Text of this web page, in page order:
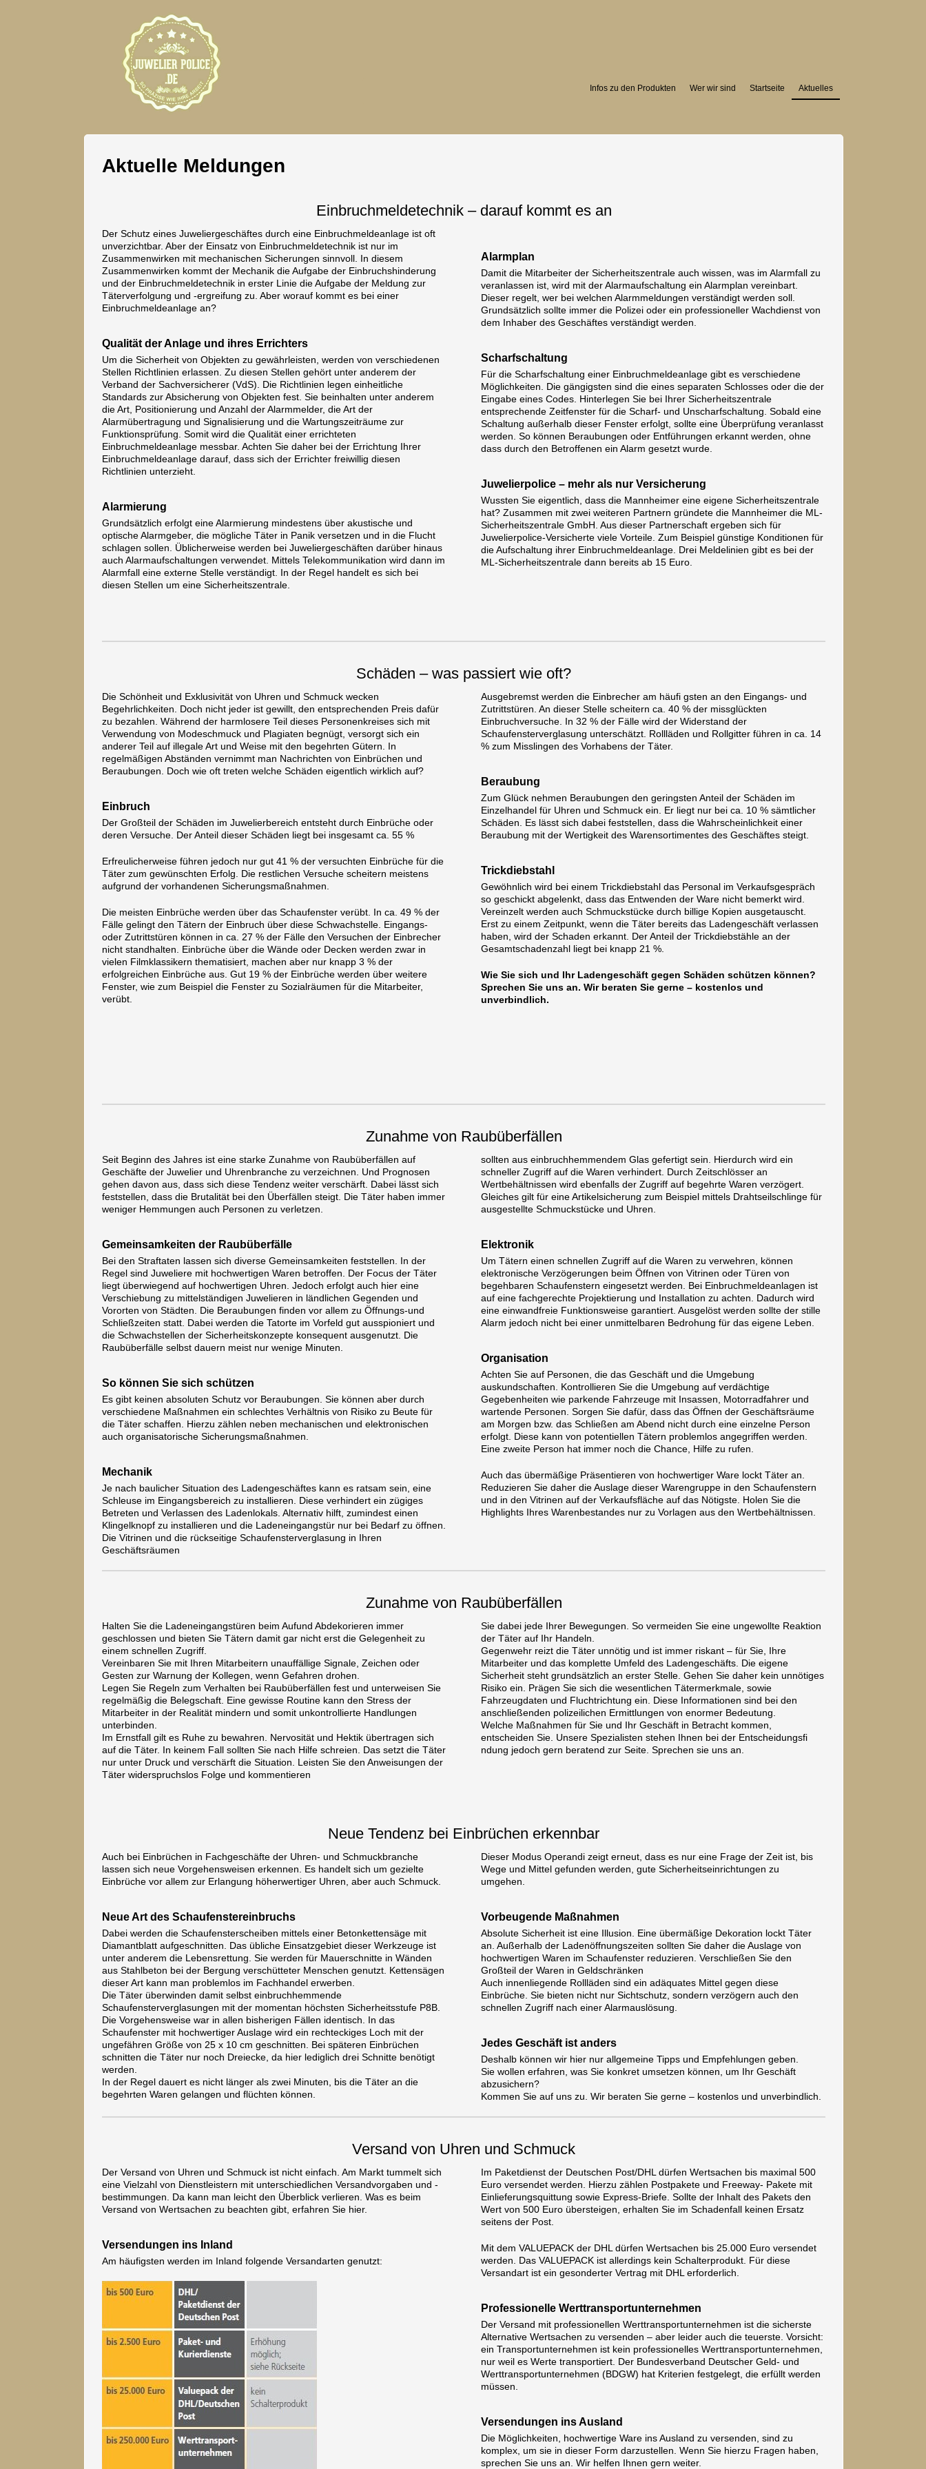
Aktuelles
Startseite
Wer wir sind
Infos zu den Produkten
Aktuelle Meldungen
Einbruchmeldetechnik – darauf kommt es an
Der Schutz eines Juweliergeschäftes durch eine Einbruchmeldeanlage ist oft
unverzichtbar. Aber der Einsatz von Einbruchmeldetechnik ist nur im
Zusammenwirken mit mechanischen Sicherungen sinnvoll. In diesem
Zusammenwirken kommt der Mechanik die Aufgabe der Einbruchshinderung
und der Einbruchmeldetechnik in erster Linie die Aufgabe der Meldung zur
Täterverfolgung und -ergreifung zu. Aber worauf kommt es bei einer
Einbruchmeldeanlage an?
Qualität der Anlage und ihres Errichters
Um die Sicherheit von Objekten zu gewährleisten, werden von verschiedenen
Stellen Richtlinien erlassen. Zu diesen Stellen gehört unter anderem der
Verband der Sachversicherer (VdS). Die Richtlinien legen einheitliche
Standards zur Absicherung von Objekten fest. Sie beinhalten unter anderem
die Art, Positionierung und Anzahl der Alarmmelder, die Art der
Alarmübertragung und Signalisierung und die Wartungszeiträume zur
Funktionsprüfung. Somit wird die Qualität einer errichteten
Einbruchmeldeanlage messbar. Achten Sie daher bei der Errichtung Ihrer
Einbruchmeldeanlage darauf, dass sich der Errichter freiwillig diesen
Richtlinien unterzieht.
Alarmierung
Grundsätzlich erfolgt eine Alarmierung mindestens über akustische und
optische Alarmgeber, die mögliche Täter in Panik versetzen und in die Flucht
schlagen sollen. Üblicherweise werden bei Juweliergeschäften darüber hinaus
auch Alarmaufschaltungen verwendet. Mittels Telekommunikation wird dann im
Alarmfall eine externe Stelle verständigt. In der Regel handelt es sich bei
diesen Stellen um eine Sicherheitszentrale.
Alarmplan
Damit die Mitarbeiter der Sicherheitszentrale auch wissen, was im Alarmfall zu
veranlassen ist, wird mit der Alarmaufschaltung ein Alarmplan vereinbart.
Dieser regelt, wer bei welchen Alarmmeldungen verständigt werden soll.
Grundsätzlich sollte immer die Polizei oder ein professioneller Wachdienst von
dem Inhaber des Geschäftes verständigt werden.
Scharfschaltung
Für die Scharfschaltung einer Einbruchmeldeanlage gibt es verschiedene
Möglichkeiten. Die gängigsten sind die eines separaten Schlosses oder die der
Eingabe eines Codes. Hinterlegen Sie bei Ihrer Sicherheitszentrale
entsprechende Zeitfenster für die Scharf- und Unscharfschaltung. Sobald eine
Schaltung außerhalb dieser Fenster erfolgt, sollte eine Überprüfung veranlasst
werden. So können Beraubungen oder Entführungen erkannt werden, ohne
dass durch den Betroffenen ein Alarm gesetzt wurde.
Juwelierpolice – mehr als nur Versicherung
Wussten Sie eigentlich, dass die Mannheimer eine eigene Sicherheitszentrale
hat? Zusammen mit zwei weiteren Partnern gründete die Mannheimer die ML-
Sicherheitszentrale GmbH. Aus dieser Partnerschaft ergeben sich für
Juwelierpolice-Versicherte viele Vorteile. Zum Beispiel günstige Konditionen für
die Aufschaltung ihrer Einbruchmeldeanlage. Drei Meldelinien gibt es bei der
ML-Sicherheitszentrale dann bereits ab 15 Euro.
Schäden – was passiert wie oft?
Die Schönheit und Exklusivität von Uhren und Schmuck wecken
Begehrlichkeiten. Doch nicht jeder ist gewillt, den entsprechenden Preis dafür
zu bezahlen. Während der harmlosere Teil dieses Personenkreises sich mit
Verwendung von Modeschmuck und Plagiaten begnügt, versorgt sich ein
anderer Teil auf illegale Art und Weise mit den begehrten Gütern. In
regelmäßigen Abständen vernimmt man Nachrichten von Einbrüchen und
Beraubungen. Doch wie oft treten welche Schäden eigentlich wirklich auf?
Einbruch
Der Großteil der Schäden im Juwelierbereich entsteht durch Einbrüche oder
deren Versuche. Der Anteil dieser Schäden liegt bei insgesamt ca. 55 %
Erfreulicherweise führen jedoch nur gut 41 % der versuchten Einbrüche für die
Täter zum gewünschten Erfolg. Die restlichen Versuche scheitern meistens
aufgrund der vorhandenen Sicherungsmaßnahmen.
Die meisten Einbrüche werden über das Schaufenster verübt. In ca. 49 % der
Fälle gelingt den Tätern der Einbruch über diese Schwachstelle. Eingangs-
oder Zutrittstüren können in ca. 27 % der Fälle den Versuchen der Einbrecher
nicht standhalten. Einbrüche über die Wände oder Decken werden zwar in
vielen Filmklassikern thematisiert, machen aber nur knapp 3 % der
erfolgreichen Einbrüche aus. Gut 19 % der Einbrüche werden über weitere
Fenster, wie zum Beispiel die Fenster zu Sozialräumen für die Mitarbeiter,
verübt.
Ausgebremst werden die Einbrecher am häufi gsten an den Eingangs- und
Zutrittstüren. An dieser Stelle scheitern ca. 40 % der missglückten
Einbruchversuche. In 32 % der Fälle wird der Widerstand der
Schaufensterverglasung unterschätzt. Rollläden und Rollgitter führen in ca. 14
% zum Misslingen des Vorhabens der Täter.
Beraubung
Zum Glück nehmen Beraubungen den geringsten Anteil der Schäden im
Einzelhandel für Uhren und Schmuck ein. Er liegt nur bei ca. 10 % sämtlicher
Schäden. Es lässt sich dabei feststellen, dass die Wahrscheinlichkeit einer
Beraubung mit der Wertigkeit des Warensortimentes des Geschäftes steigt.
Trickdiebstahl
Gewöhnlich wird bei einem Trickdiebstahl das Personal im Verkaufsgespräch
so geschickt abgelenkt, dass das Entwenden der Ware nicht bemerkt wird.
Vereinzelt werden auch Schmuckstücke durch billige Kopien ausgetauscht.
Erst zu einem Zeitpunkt, wenn die Täter bereits das Ladengeschäft verlassen
haben, wird der Schaden erkannt. Der Anteil der Trickdiebstähle an der
Gesamtschadenzahl liegt bei knapp 21 %.
Wie Sie sich und Ihr Ladengeschäft gegen Schäden schützen können?
Sprechen Sie uns an. Wir beraten Sie gerne – kostenlos und
unverbindlich.
Zunahme von Raubüberfällen
Seit Beginn des Jahres ist eine starke Zunahme von Raubüberfällen auf
Geschäfte der Juwelier und Uhrenbranche zu verzeichnen. Und Prognosen
gehen davon aus, dass sich diese Tendenz weiter verschärft. Dabei lässt sich
feststellen, dass die Brutalität bei den Überfällen steigt. Die Täter haben immer
weniger Hemmungen auch Personen zu verletzen.
Gemeinsamkeiten der Raubüberfälle
Bei den Straftaten lassen sich diverse Gemeinsamkeiten feststellen. In der
Regel sind Juweliere mit hochwertigen Waren betroffen. Der Focus der Täter
liegt überwiegend auf hochwertigen Uhren. Jedoch erfolgt auch hier eine
Verschiebung zu mittelständigen Juwelieren in ländlichen Gegenden und
Vororten von Städten. Die Beraubungen finden vor allem zu Öffnungs-und
Schließzeiten statt. Dabei werden die Tatorte im Vorfeld gut ausspioniert und
die Schwachstellen der Sicherheitskonzepte konsequent ausgenutzt. Die
Raubüberfälle selbst dauern meist nur wenige Minuten.
So können Sie sich schützen
Es gibt keinen absoluten Schutz vor Beraubungen. Sie können aber durch
verschiedene Maßnahmen ein schlechtes Verhältnis von Risiko zu Beute für
die Täter schaffen. Hierzu zählen neben mechanischen und elektronischen
auch organisatorische Sicherungsmaßnahmen.
Mechanik
Je nach baulicher Situation des Ladengeschäftes kann es ratsam sein, eine
Schleuse im Eingangsbereich zu installieren. Diese verhindert ein zügiges
Betreten und Verlassen des Ladenlokals. Alternativ hilft, zumindest einen
Klingelknopf zu installieren und die Ladeneingangstür nur bei Bedarf zu öffnen.
Die Vitrinen und die rückseitige Schaufensterverglasung in Ihren
Geschäftsräumen
sollten aus einbruchhemmendem Glas gefertigt sein. Hierdurch wird ein
schneller Zugriff auf die Waren verhindert. Durch Zeitschlösser an
Wertbehältnissen wird ebenfalls der Zugriff auf begehrte Waren verzögert.
Gleiches gilt für eine Artikelsicherung zum Beispiel mittels Drahtseilschlinge für
ausgestellte Schmuckstücke und Uhren.
Elektronik
Um Tätern einen schnellen Zugriff auf die Waren zu verwehren, können
elektronische Verzögerungen beim Öffnen von Vitrinen oder Türen von
begehbaren Schaufenstern eingesetzt werden. Bei Einbruchmeldeanlagen ist
auf eine fachgerechte Projektierung und Installation zu achten. Dadurch wird
eine einwandfreie Funktionsweise garantiert. Ausgelöst werden sollte der stille
Alarm jedoch nicht bei einer unmittelbaren Bedrohung für das eigene Leben.
Organisation
Achten Sie auf Personen, die das Geschäft und die Umgebung
auskundschaften. Kontrollieren Sie die Umgebung auf verdächtige
Gegebenheiten wie parkende Fahrzeuge mit Insassen, Motorradfahrer und
wartende Personen. Sorgen Sie dafür, dass das Öffnen der Geschäftsräume
am Morgen bzw. das Schließen am Abend nicht durch eine einzelne Person
erfolgt. Diese kann von potentiellen Tätern problemlos angegriffen werden.
Eine zweite Person hat immer noch die Chance, Hilfe zu rufen.
Auch das übermäßige Präsentieren von hochwertiger Ware lockt Täter an.
Reduzieren Sie daher die Auslage dieser Warengruppe in den Schaufenstern
und in den Vitrinen auf der Verkaufsfläche auf das Nötigste. Holen Sie die
Highlights Ihres Warenbestandes nur zu Vorlagen aus den Wertbehältnissen.
Zunahme von Raubüberfällen
Halten Sie die Ladeneingangstüren beim Aufund Abdekorieren immer
geschlossen und bieten Sie Tätern damit gar nicht erst die Gelegenheit zu
einem schnellen Zugriff.
Vereinbaren Sie mit Ihren Mitarbeitern unauffällige Signale, Zeichen oder
Gesten zur Warnung der Kollegen, wenn Gefahren drohen.
Legen Sie Regeln zum Verhalten bei Raubüberfällen fest und unterweisen Sie
regelmäßig die Belegschaft. Eine gewisse Routine kann den Stress der
Mitarbeiter in der Realität mindern und somit unkontrollierte Handlungen
unterbinden.
Im Ernstfall gilt es Ruhe zu bewahren. Nervosität und Hektik übertragen sich
auf die Täter. In keinem Fall sollten Sie nach Hilfe schreien. Das setzt die Täter
nur unter Druck und verschärft die Situation. Leisten Sie den Anweisungen der
Täter widerspruchslos Folge und kommentieren
Sie dabei jede Ihrer Bewegungen. So vermeiden Sie eine ungewollte Reaktion
der Täter auf Ihr Handeln.
Gegenwehr reizt die Täter unnötig und ist immer riskant – für Sie, Ihre
Mitarbeiter und das komplette Umfeld des Ladengeschäfts. Die eigene
Sicherheit steht grundsätzlich an erster Stelle. Gehen Sie daher kein unnötiges
Risiko ein. Prägen Sie sich die wesentlichen Tätermerkmale, sowie
Fahrzeugdaten und Fluchtrichtung ein. Diese Informationen sind bei den
anschließenden polizeilichen Ermittlungen von enormer Bedeutung.
Welche Maßnahmen für Sie und Ihr Geschäft in Betracht kommen,
entscheiden Sie. Unsere Spezialisten stehen Ihnen bei der Entscheidungsfi
ndung jedoch gern beratend zur Seite. Sprechen sie uns an.
Neue Tendenz bei Einbrüchen erkennbar
Auch bei Einbrüchen in Fachgeschäfte der Uhren- und Schmuckbranche
lassen sich neue Vorgehensweisen erkennen. Es handelt sich um gezielte
Einbrüche vor allem zur Erlangung höherwertiger Uhren, aber auch Schmuck.
Neue Art des Schaufenstereinbruchs
Dabei werden die Schaufensterscheiben mittels einer Betonkettensäge mit
Diamantblatt aufgeschnitten. Das übliche Einsatzgebiet dieser Werkzeuge ist
unter anderem die Lebensrettung. Sie werden für Mauerschnitte in Wänden
aus Stahlbeton bei der Bergung verschütteter Menschen genutzt. Kettensägen
dieser Art kann man problemlos im Fachhandel erwerben.
Die Täter überwinden damit selbst einbruchhemmende
Schaufensterverglasungen mit der momentan höchsten Sicherheitsstufe P8B.
Die Vorgehensweise war in allen bisherigen Fällen identisch. In das
Schaufenster mit hochwertiger Auslage wird ein rechteckiges Loch mit der
ungefähren Größe von 25 x 10 cm geschnitten. Bei späteren Einbrüchen
schnitten die Täter nur noch Dreiecke, da hier lediglich drei Schnitte benötigt
werden.
In der Regel dauert es nicht länger als zwei Minuten, bis die Täter an die
begehrten Waren gelangen und flüchten können.
Dieser Modus Operandi zeigt erneut, dass es nur eine Frage der Zeit ist, bis
Wege und Mittel gefunden werden, gute Sicherheitseinrichtungen zu
umgehen.
Vorbeugende Maßnahmen
Absolute Sicherheit ist eine Illusion. Eine übermäßige Dekoration lockt Täter
an. Außerhalb der Ladenöffnungszeiten sollten Sie daher die Auslage von
hochwertigen Waren im Schaufenster reduzieren. Verschließen Sie den
Großteil der Waren in Geldschränken
Auch innenliegende Rollläden sind ein adäquates Mittel gegen diese
Einbrüche. Sie bieten nicht nur Sichtschutz, sondern verzögern auch den
schnellen Zugriff nach einer Alarmauslösung.
Jedes Geschäft ist anders
Deshalb können wir hier nur allgemeine Tipps und Empfehlungen geben.
Sie wollen erfahren, was Sie konkret umsetzen können, um Ihr Geschäft
abzusichern?
Kommen Sie auf uns zu. Wir beraten Sie gerne – kostenlos und unverbindlich.
Versand von Uhren und Schmuck
Der Versand von Uhren und Schmuck ist nicht einfach. Am Markt tummelt sich
eine Vielzahl von Dienstleistern mit unterschiedlichen Versandvorgaben und -
bestimmungen. Da kann man leicht den Überblick verlieren. Was es beim
Versand von Wertsachen zu beachten gibt, erfahren Sie hier.
Versendungen ins Inland
Am häufigsten werden im Inland folgende Versandarten genutzt:
Im Paketdienst der Deutschen Post/DHL dürfen Wertsachen bis maximal 500
Euro versendet werden. Hierzu zählen Postpakete und Freeway- Pakete mit
Einlieferungsquittung sowie Express-Briefe. Sollte der Inhalt des Pakets den
Wert von 500 Euro übersteigen, erhalten Sie im Schadenfall keinen Ersatz
seitens der Post.
Mit dem VALUEPACK der DHL dürfen Wertsachen bis 25.000 Euro versendet
werden. Das VALUEPACK ist allerdings kein Schalterprodukt. Für diese
Versandart ist ein gesonderter Vertrag mit DHL erforderlich.
Professionelle Werttransportunternehmen
Der Versand mit professionellen Werttransportunternehmen ist die sicherste
Alternative Wertsachen zu versenden – aber leider auch die teuerste. Vorsicht:
ein Transportunternehmen ist kein professionelles Werttransportunternehmen,
nur weil es Werte transportiert. Der Bundesverband Deutscher Geld- und
Werttransportunternehmen (BDGW) hat Kriterien festgelegt, die erfüllt werden
müssen.
Versendungen ins Ausland
Die Möglichkeiten, hochwertige Ware ins Ausland zu versenden, sind zu
komplex, um sie in dieser Form darzustellen. Wenn Sie hierzu Fragen haben,
sprechen Sie uns an. Wir helfen Ihnen gern weiter.